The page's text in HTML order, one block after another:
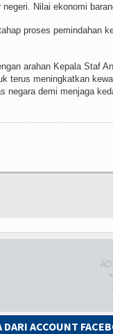
Nilai ekonomi
proses pemindahan
arahan Kepala Staf
terus meningkatkan
negara demi menjaga
ACCOUNT